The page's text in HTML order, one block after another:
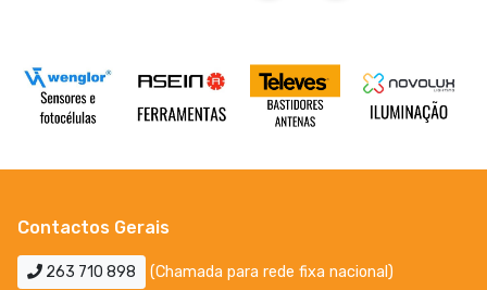
Contactos Gerais
263 710 898 (Chamada para rede fixa nacional)